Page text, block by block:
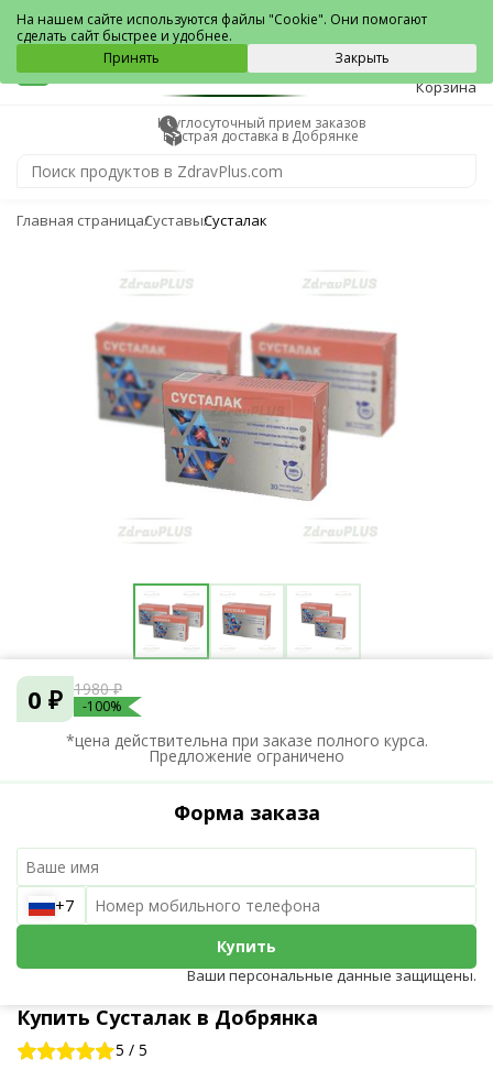
Добрянка
0
Корзина
Круглосуточный прием заказов
Быстрая доставка в Добрянке
Главная страницаСуставыСусталак
Купить Сусталак в Добрянка
5 / 5
0 ₽ 1980 ₽
-100%
*цена действительна при заказе полного курса.
Предложение ограничено
Форма заказа
+7
Купить
Ваши персональные данные защищены.
На нашем сайте используются файлы "Cookie". Они помогают
сделать сайт быстрее и удобнее.
Принять
Закрыть